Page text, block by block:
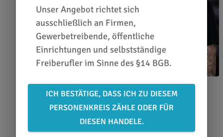
Rüdiger Krämer
0651 46 27 79 80
Unser Angebot richtet sich
ausschließlich an Firmen,
Gewerbetreibende, öffentliche
Einrichtungen und selbstständige
Freiberufler im Sinne des §14 BGB.
ICH BESTÄTIGE, DASS ICH ZU DIESEM
PERSONENKREIS ZÄHLE ODER FÜR
DIESEN HANDELE.